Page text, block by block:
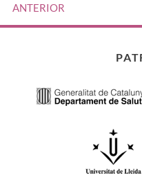
ANTERIOR